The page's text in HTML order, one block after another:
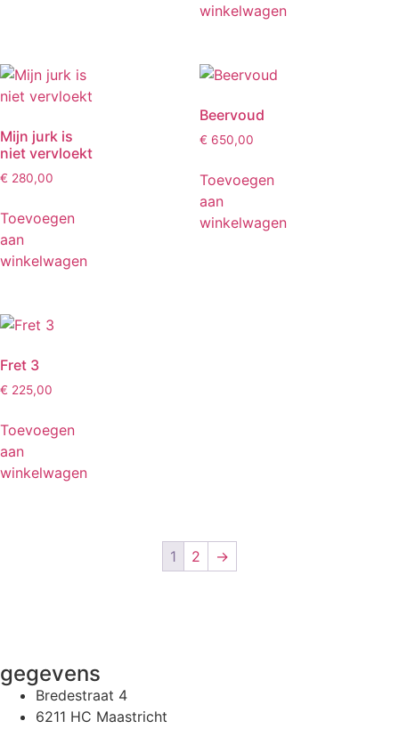
winkelwagen
Mijn jurk is
niet vervloekt
€ 280,00
Toevoegen
aan
winkelwagen
Beervoud
€ 650,00
Toevoegen
aan
winkelwagen
Fret 3
€ 225,00
Toevoegen
aan
winkelwagen
1 2 →
gegevens
Bredestraat 4
6211 HC Maastricht